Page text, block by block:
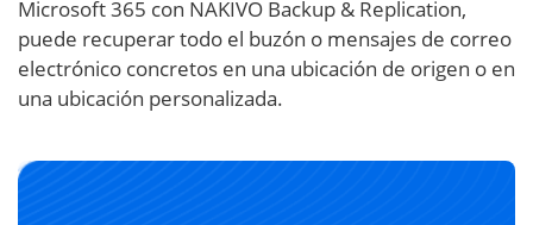
Microsoft 365 con NAKIVO Backup & Replication,
puede recuperar todo el buzón o mensajes de correo
electrónico concretos en una ubicación de origen o en
una ubicación personalizada.